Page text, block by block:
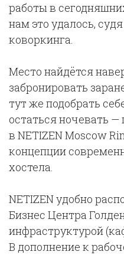
работы в
нам это удалось,
коворкинга.
Место найдётся
забронировать
тут же подобрать
остаться ночевать
в NETIZEN Moscow
концепции
хостела.
NETIZEN удобно
Бизнес Центра
инфраструктурой
В дополнение к